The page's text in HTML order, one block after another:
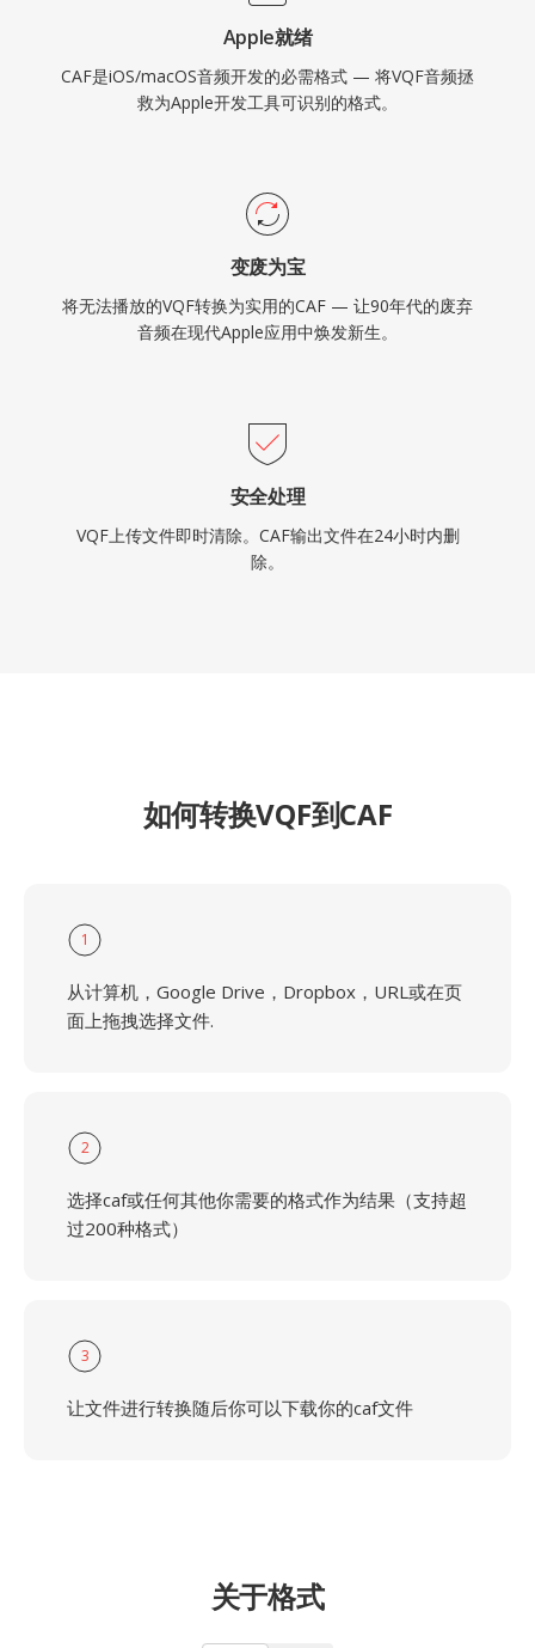
Apple就绪
CAF是iOS/macOS音频开发的必需格式 — 将VQF音频拯
救为Apple开发工具可识别的格式。
变废为宝
将无法播放的VQF转换为实用的CAF — 让90年代的废弃
音频在现代Apple应用中焕发新生。
安全处理
VQF上传文件即时清除。CAF输出文件在24小时内删
除。
如何转换VQF到CAF
1
从计算机，Google Drive，Dropbox，URL或在页
面上拖拽选择文件.
2
选择caf或任何其他你需要的格式作为结果（支持超
过200种格式）
3
让文件进行转换随后你可以下载你的caf文件
关于格式